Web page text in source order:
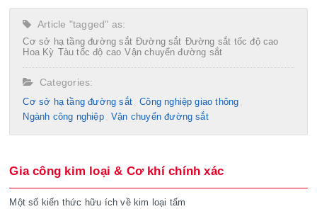
Article "tagged" as:
Cơ sở hạ tầng đường sắt Đường sắt Đường sắt tốc độ cao
Hoa Kỳ Tàu tốc độ cao Vận chuyển đường sắt
Categories:
Cơ sở hạ tầng đường sắt
Công nghiệp giao thông
Ngành công nghiệp
Vận chuyển đường sắt
Gia công kim loại & Cơ khí chính xác
Một số kiến thức hữu ích về kim loại tấm